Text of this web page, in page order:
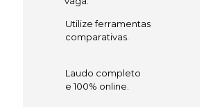
Utilize ferramentas
comparativas.
Laudo completo
e 100% online.